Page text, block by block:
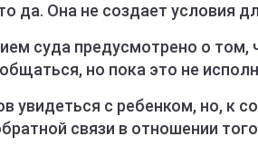
да. Она не создает условия
суда предусмотрено о том,
но пока это не
увидеться с ребенком, но, к
связи в отношении